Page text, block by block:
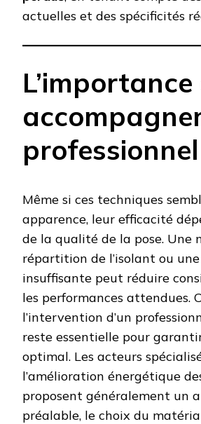
actuelles et des spécificités
L’importance
professionnel
Même si ces techniques
apparence, leur efficacité
de la qualité de la pose. Une
répartition de l’isolant ou
insuffisante peut réduire
les performances attendues.
l’intervention d’un
reste essentielle pour
optimal. Les acteurs
l’amélioration énergétique
proposent généralement un
préalable, le choix du